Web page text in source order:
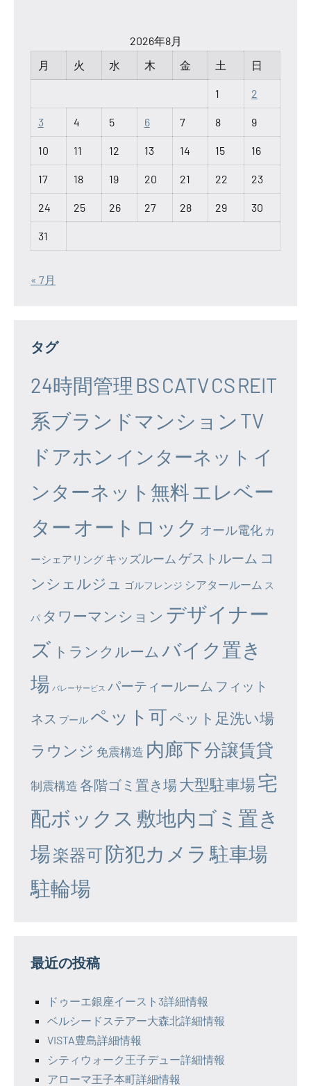
2026年8月
月
火 水 木 金 土 日
1 2
3 4 5 6 7 8 9
10 11 12 13 14 15 16
17 18 19 20 21 22 23
24 25 26 27 28 29 30
31
« 7月
タグ
24時間管理 BSCATVCSREIT
系ブランドマンション TV
ドアホン インターネット イ
ンターネット無料エレベー
ター オートロック オール電化 カ
ーシェアリング キッズルーム ゲストルーム コ
ンシェルジュ
ゴルフレンジ シアタールーム ス
パ タワーマンション デザイナー
ズ トランクルーム バイク置き
場 バレーサービス パーティールーム フィット
ネス プール ペット可ペット足洗い場
ラウンジ 免震構造 内廊下分譲賃貸
制震構造 各階ゴミ置き場大型駐車場宅
配ボックス 敷地内ゴミ置き
場楽器可防犯カメラ 駐車場
駐輪場
最近の投稿
ドゥーエ銀座イースト3詳細情報
ベルシードステアー大森北詳細情報
VISTA豊島詳細情報
シティウォーク王子デュー詳細情報
アローマ王子本町詳細情報